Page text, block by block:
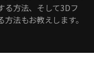
る方法、そして3Dフ
法もお教えします。